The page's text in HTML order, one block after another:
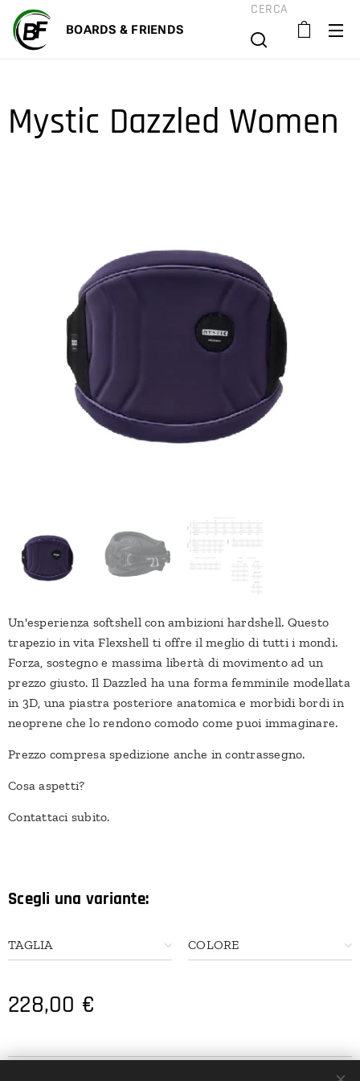
BOARDS & FRIENDS
CERCA
Mystic Dazzled Women
Un'esperienza softshell con ambizioni hardshell. Questo
trapezio in vita Flexshell ti offre il meglio di tutti i mondi.
Forza, sostegno e massima libertà di movimento ad un
prezzo giusto. Il Dazzled ha una forma femminile modellata
in 3D, una piastra posteriore anatomica e morbidi bordi in
neoprene che lo rendono comodo come puoi immaginare.
Prezzo compresa spedizione anche in contrassegno.
Cosa aspetti?
Contattaci subito.
Scegli una variante:
TAGLIA COLORE
228,00 €